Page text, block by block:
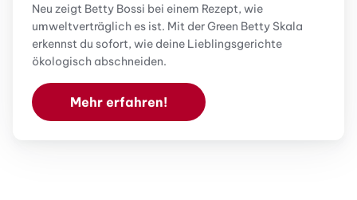
Neu zeigt Betty Bossi bei einem Rezept, wie
umweltverträglich es ist. Mit der Green Betty Skala
erkennst du sofort, wie deine Lieblingsgerichte
ökologisch abschneiden.
Mehr erfahren!